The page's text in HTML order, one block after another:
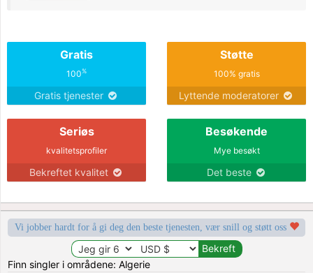
Gratis
100%
Gratis tjenester
Støtte
100% gratis
Lyttende moderatorer
Seriøs
kvalitetsprofiler
Bekreftet kvalitet
Besøkende
Mye besøkt
Det beste
Vi jobber hardt for å gi deg den beste tjenesten, vær snill og støtt oss
Finn singler i områdene: Algerie